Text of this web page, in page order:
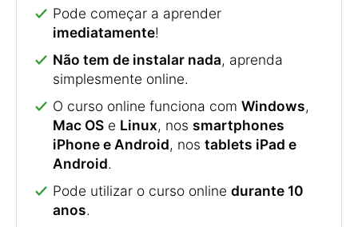
Pode começar a aprender
imediatamente!
Não tem de instalar nada, aprenda
simplesmente online.
O curso online funciona com Windows,
Mac OS e Linux, nos smartphones
iPhone e Android, nos tablets iPad e
Android.
Pode utilizar o curso online durante 10
anos.